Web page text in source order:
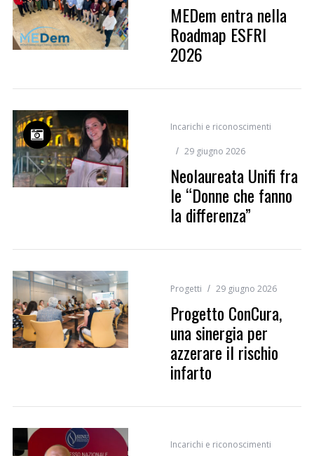
MEDem entra nella
Roadmap ESFRI
2026
Incarichi e riconoscimenti
29 giugno 2026
Neolaureata Unifi fra
le “Donne che fanno
la differenza”
Progetti 29 giugno 2026
Progetto ConCura,
una sinergia per
azzerare il rischio
infarto
Incarichi e riconoscimenti